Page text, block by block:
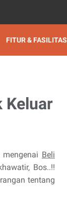
FITUR & FASILITAS
Keluar
Beli
Bos..!!
tentang